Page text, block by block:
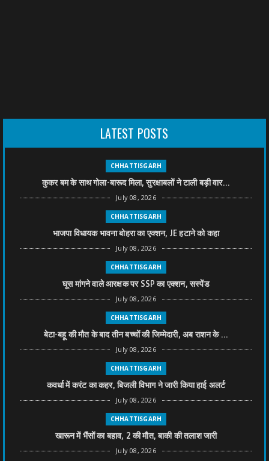
LATEST POSTS
CHHATTISGARH
कुकर बम के साथ गोला-बारूद मिला, सुरक्षाबलों ने टाली बड़ी वार...
July 08, 2026
CHHATTISGARH
भाजपा विधायक भावना बोहरा का एक्शन, JE हटाने को कहा
July 08, 2026
CHHATTISGARH
घूस मांगने वाले आरक्षक पर SSP का एक्शन, सस्पेंड
July 08, 2026
CHHATTISGARH
बेटा-बहू की मौत के बाद तीन बच्चों की जिम्मेदारी, अब राशन के ...
July 08, 2026
CHHATTISGARH
कवर्धा में करंट का कहर, बिजली विभाग ने जारी किया हाई अलर्ट
July 08, 2026
CHHATTISGARH
खारून में भैंसों का बहाव, 2 की मौत, बाकी की तलाश जारी
July 08, 2026